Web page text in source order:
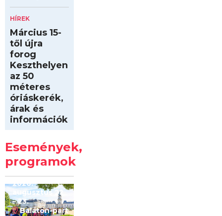
HÍREK
Március 15-
től újra
forog
Keszthelyen
az 50
méteres
óriáskerék,
árak és
információk
Események,
programok
Kilóméterek
2026
2026.
augusztus 22
– 23.
Balaton-part